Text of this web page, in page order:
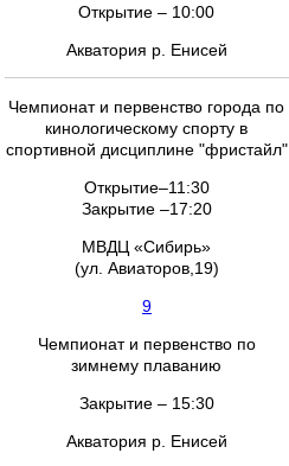
Открытие – 10:00
Акватория р. Енисей
Чемпионат и первенство города по
кинологическому спорту в
спортивной дисциплине "фристайл"
Открытие–11:30
Закрытие –17:20
МВДЦ «Сибирь»
(ул. Авиаторов,19)
9
Чемпионат и первенство по
зимнему плаванию
Закрытие – 15:30
Акватория р. Енисей